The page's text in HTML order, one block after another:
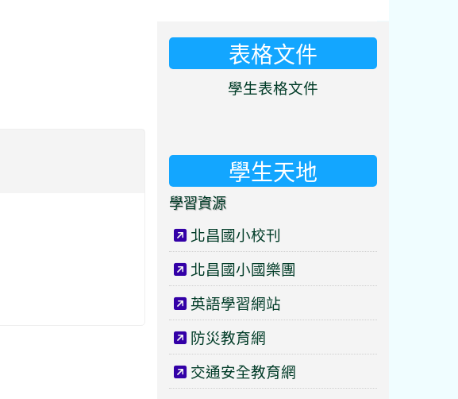
表格文件
學生表格文件
學生天地
學習資源
北昌國小校刊
北昌國小國樂團
英語學習網站
防災教育網
交通安全教育網